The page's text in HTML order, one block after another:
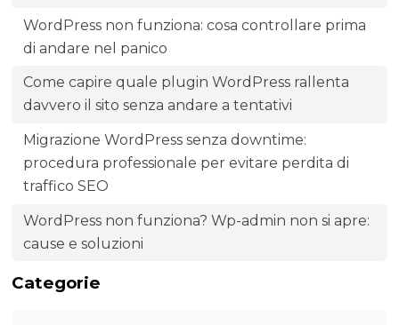
WordPress non funziona: cosa controllare prima
di andare nel panico
Come capire quale plugin WordPress rallenta
davvero il sito senza andare a tentativi
Migrazione WordPress senza downtime:
procedura professionale per evitare perdita di
traffico SEO
WordPress non funziona? Wp-admin non si apre:
cause e soluzioni
Categorie